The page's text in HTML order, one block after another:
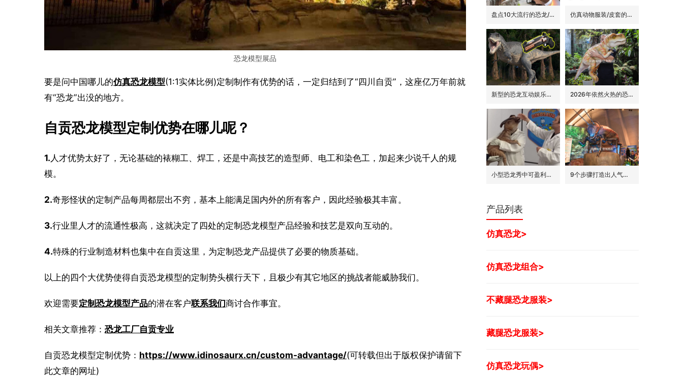
恐龙模型展品
要是问中国哪儿的仿真恐龙模型(1:1实体比例)定制制作有优势的话，一定归结到了“四川自贡”，这座亿万年前就
有“恐龙”出没的地方。
自贡恐龙模型定制优势在哪儿呢？
1. 人才优势太好了，无论基础的裱糊工、焊工，还是中高技艺的造型师、电工和染色工，加起来少说千人的规
模。
2.奇形怪状的定制产品每周都层出不穷，基本上能满足国内外的所有客户，因此经验极其丰富。
3.行业里人才的流通性极高，这就决定了四处的定制恐龙模型产品经验和技艺是双向互动的。
4.特殊的行业制造材料也集中在自贡这里，为定制恐龙产品提供了必要的物质基础。
以上的四个大优势使得自贡恐龙模型的定制势头横行天下，且极少有其它地区的挑战者能威胁我们。
欢迎需要定制恐龙模型产品的潜在客户联系我们商讨合作事宜。
相关文章推荐： 恐龙工厂自贡专业
自贡恐龙模型定制优势： https://www.idinosaurx.cn/custom-advantage/(可转载但出于版权保护请留下
此文章的网址)
盘点10大流行的恐龙/侏罗纪主题花园餐吧的景观装饰 仿真动物服装/皮套的6大卖点
新型的恐龙互动娱乐设备/设施: 激光枪射击启动恐龙 2026年依然火热的恐龙手偶道具
小型恐龙秀中可盈利的7种模式 9个步骤打造出人气旺的巨型昆虫世界展
产品列表
仿真恐龙>
仿真恐龙组合>
不藏腿恐龙服装>
藏腿恐龙服装>
仿真恐龙玩偶>